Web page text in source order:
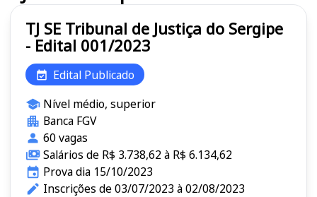
TJ SE Tribunal de Justiça do Sergipe
- Edital 001/2023
Edital Publicado
Nível médio, superior
Banca FGV
60 vagas
Salários de R$ 3.738,62 à R$ 6.134,62
Prova dia 15/10/2023
Inscrições de 03/07/2023 à 02/08/2023